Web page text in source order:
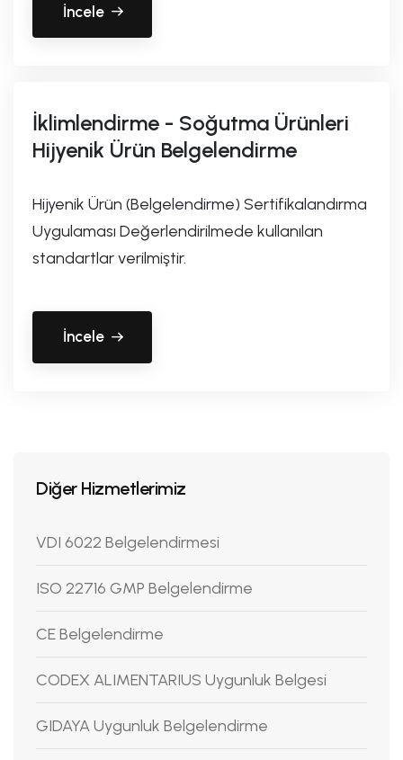
İncele
İklimlendirme - Soğutma Ürünleri
Hijyenik Ürün Belgelendirme
Hijyenik Ürün (Belgelendirme) Sertifikalandırma
Uygulaması Değerlendirilmede kullanılan
standartlar verilmiştir.
İncele
Diğer Hizmetlerimiz
VDI 6022 Belgelendirmesi
ISO 22716 GMP Belgelendirme
CE Belgelendirme
CODEX ALIMENTARIUS Uygunluk Belgesi
GIDAYA Uygunluk Belgelendirme